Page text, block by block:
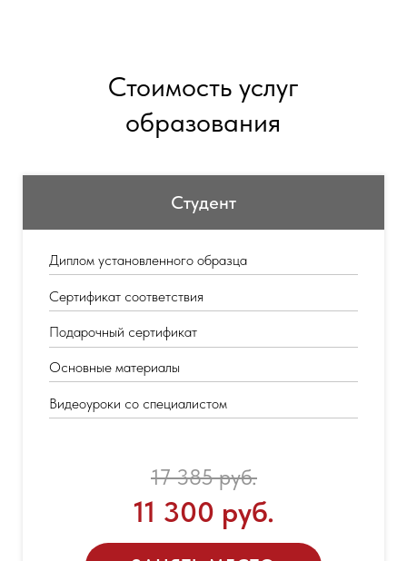
Стоимость услуг
образования
11 300 руб.
17 385 руб.
Диплом установленного образца
Сертификат соответствия
Подарочный сертификат
Основные материалы
Видеоуроки со специалистом
Студент